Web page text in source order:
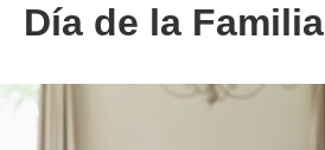
Día de la Familia